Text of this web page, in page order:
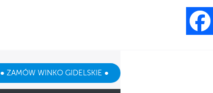
● ZAMÓW WINKO GIDELSKIE ●